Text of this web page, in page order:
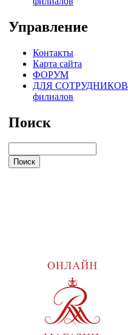
Управление
Контакты
Карта сайта
ФОРУМ
ДЛЯ СОТРУДНИКОВ
филиалов
Поиск